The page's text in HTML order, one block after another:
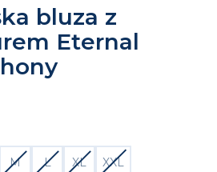
bluza z
Eternal
M L XL XXL